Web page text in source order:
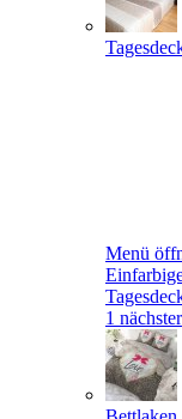
Menü
1 nächster